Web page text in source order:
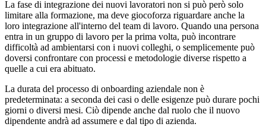
La fase di integrazione dei nuovi lavoratori non si può però solo
limitare alla formazione, ma deve giocoforza riguardare anche la
loro integrazione all'interno del team di lavoro. Quando una persona
entra in un gruppo di lavoro per la prima volta, può incontrare
difficoltà ad ambientarsi con i nuovi colleghi, o semplicemente può
doversi confrontare con processi e metodologie diverse rispetto a
quelle a cui era abituato.
La durata del processo di onboarding aziendale non è
predeterminata: a seconda dei casi o delle esigenze può durare pochi
giorni o diversi mesi. Ciò dipende anche dal ruolo che il nuovo
dipendente andrà ad assumere e dal tipo di azienda.